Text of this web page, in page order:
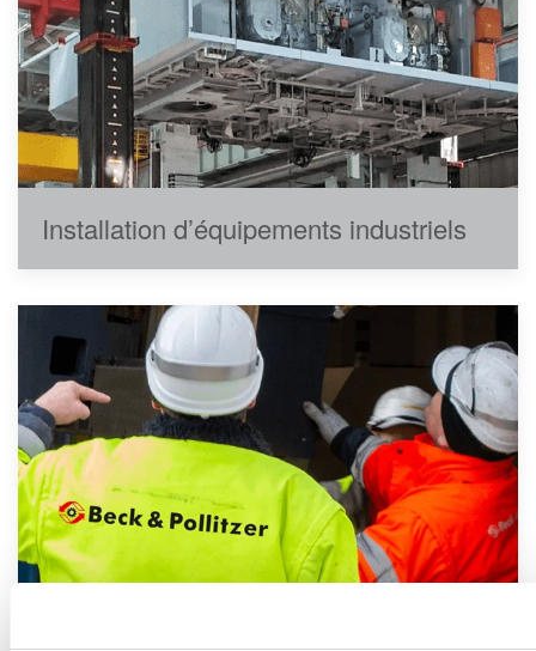
Installation d’équipements industriels